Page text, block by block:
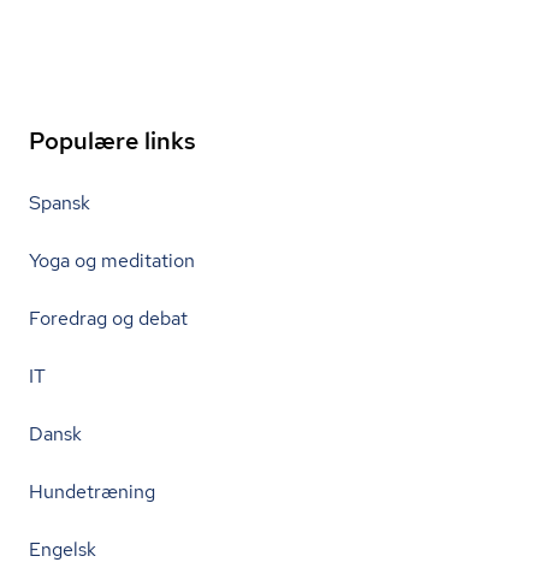
Populære links
Spansk
Yoga og meditation
Foredrag og debat
IT
Dansk
Hundetræning
Engelsk